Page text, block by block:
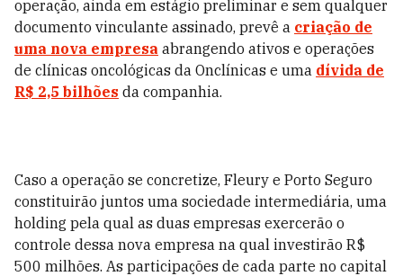
operação, ainda em estágio preliminar e sem qualquer
documento vinculante assinado, prevê a criação de
uma nova empresa abrangendo ativos e operações
de clínicas oncológicas da Onclínicas e uma dívida de
R$ 2,5 bilhões da companhia.
Caso a operação se concretize, Fleury e Porto Seguro
constituirão juntos uma sociedade intermediária, uma
holding pela qual as duas empresas exercerão o
controle dessa nova empresa na qual investirão R$
500 milhões. As participações de cada parte no capital